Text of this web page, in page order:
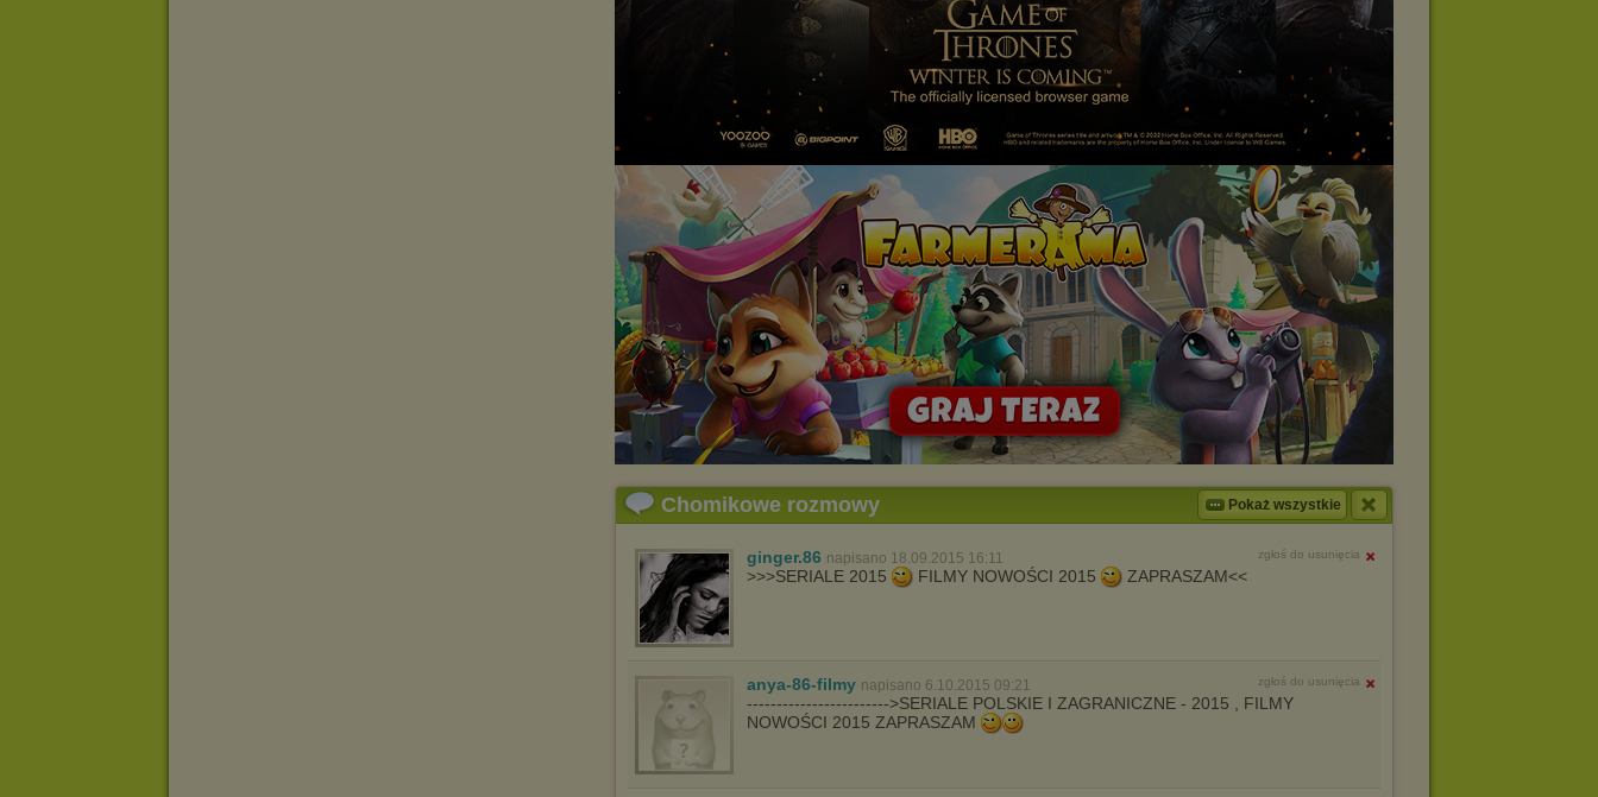
Wyrażenie sprzeciwu spowoduje, że wyświetlana Ci reklama nie
będzie dopasowana do Twoich preferencji, a będzie to reklama
Istnieje możliwość zmiany ustawień przeglądarki internetowej w
sposób uniemożliwiający przechowywanie plików cookies na
urządzeniu końcowym. Można również usunąć pliki cookies,
dokonując odpowiednich zmian w ustawieniach przeglądarki
internetowej.
Pełną informację na ten temat znajdziesz pod adresem
http://chomikuj.pl/PolitykaPrywatnosci.aspx .
Chomikowe rozmowy Pokaż wszystkie
ginger.86 napisano 18.09.2015 16:11 zgłoś do usunięcia
>>>SERIALE 2015 FILMY NOWOŚCI 2015 ZAPRASZAM<<
anya-86-filmy napisano 6.10.2015 09:21 zgłoś do usunięcia
------------------------>SERIALE POLSKIE I ZAGRANICZNE - 2015 , FILMY
NOWOŚCI 2015 ZAPRASZAM